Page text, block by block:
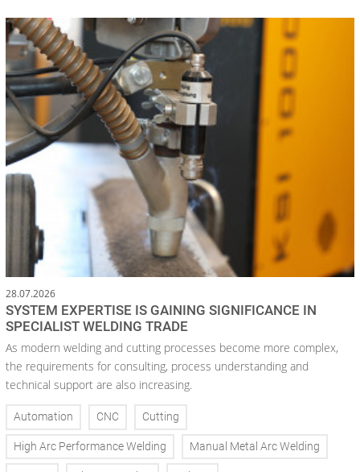
28.07.2026
SYSTEM EXPERTISE IS GAINING SIGNIFICANCE IN
SPECIALIST WELDING TRADE
As modern welding and cutting processes become more complex,
the requirements for consulting, process understanding and
technical support are also increasing.
Automation CNC Cutting
High Arc Performance Welding Manual Metal Arc Welding